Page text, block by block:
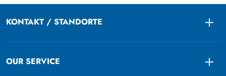
KONTAKT / STANDORTE
OUR SERVICE